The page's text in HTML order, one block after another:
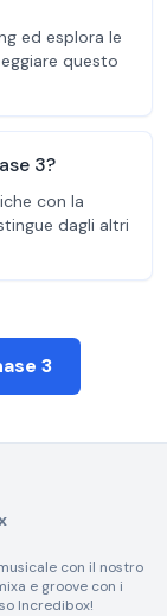
ed esplora le
questo
3?
con la
dagli altri
3
con il nostro
e groove con i
Incredibox!